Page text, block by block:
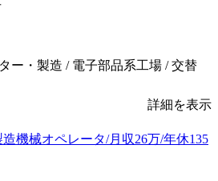
ー・製造 / 電子部品系工場 / 交替
詳細を表示